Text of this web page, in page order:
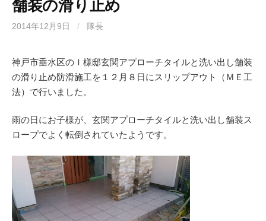
舗装の滑り止め
2014年12月9日 / 隊長
神戸市垂水区のＩ様邸玄関アプローチタイルと洗い出し舗装
の滑り止め防滑施工を１２月８日にスリップアウト（ＭＥ工
法）で行いました。
雨の日にお子様が、玄関アプローチタイルと洗い出し舗装ス
ロープでよく転倒されていたようです。